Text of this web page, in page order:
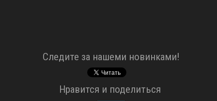
Cледите за нашеми новинками!
Нравится и поделиться